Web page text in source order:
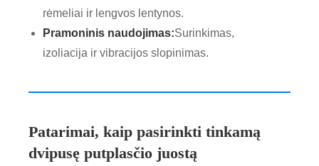
rėmeliai ir lengvos lentynos.
Pramoninis naudojimas:Surinkimas,
izoliacija ir vibracijos slopinimas.
Patarimai, kaip pasirinkti tinkamą
dvipusę putplasčio juostą